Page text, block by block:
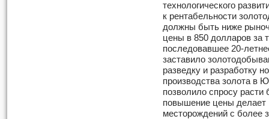
технологического
к рентабельности
должны быть ниже
цены в 850 долларов за
последовавшее 20-
заставило
разведку и разработку
производства золота в
позволило спросу
повышение цены делает
месторождений с более